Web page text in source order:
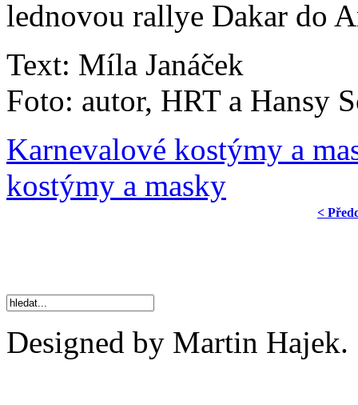
lednovou rallye Dakar do
Text: Míla Janáček
Foto: autor, HRT a Hansy
Karnevalové kostýmy a
kostýmy a masky
<
Designed by Martin Hajek.